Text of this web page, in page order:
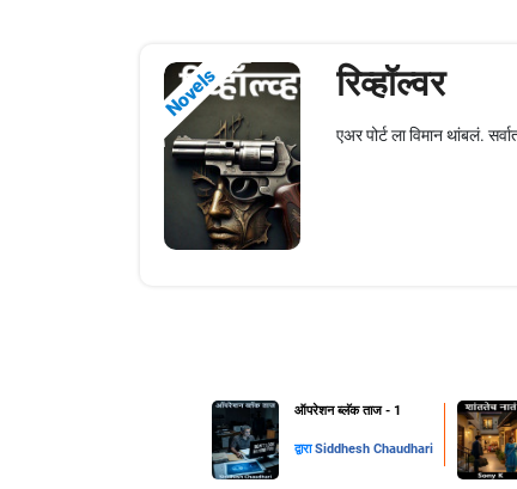
Novels रिव्हॉल्वर
एअर पोर्ट ला विमान थांबलं.
ऑपरेशन ब्लॅक ताज - 1
द्वाराSiddhesh Chaudhari